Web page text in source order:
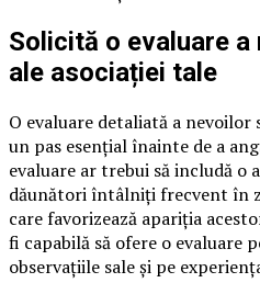
Solicită o evaluare
ale asociației tale
O evaluare detaliată a nevoilor
un pas esențial înainte de a
evaluare ar trebui să includă o
dăunători întâlniți frecvent în
care favorizează apariția
fi capabilă să ofere o evaluare
observațiile sale și pe